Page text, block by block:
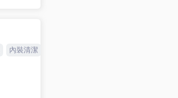
內裝清潔